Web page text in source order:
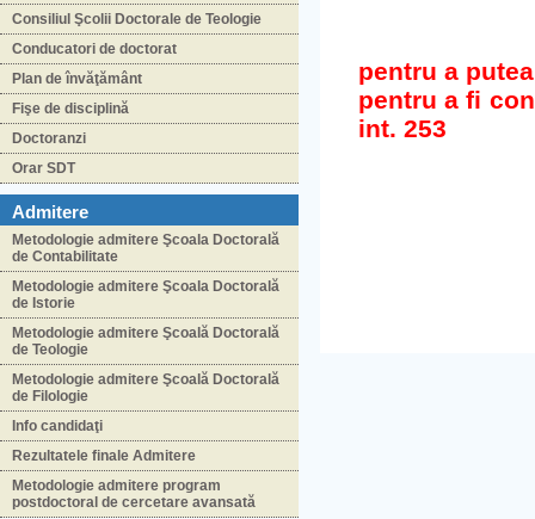
Consiliul Şcolii Doctorale de Teologie
Conducatori de doctorat
Plan de învăţământ
Fişe de disciplină
Doctoranzi
Orar SDT
Admitere
Metodologie admitere Şcoala Doctorală
de Contabilitate
Metodologie admitere Şcoala Doctorală
de Istorie
Metodologie admitere Şcoală Doctorală
de Teologie
Metodologie admitere Şcoală Doctorală
de Filologie
Info candidaţi
Rezultatele finale Admitere
Metodologie admitere program
postdoctoral de cercetare avansată
pentru a
pentru a fi
int. 253